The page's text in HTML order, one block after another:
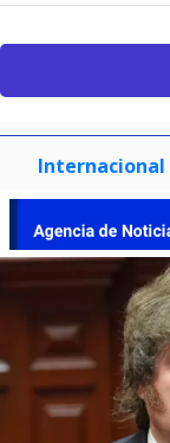
Internacional